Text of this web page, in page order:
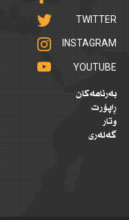
TWITTER
INSTAGRAM
YOUTUBE
بەرنامەکان
ڕاپۆرت
وتار
گەلەری